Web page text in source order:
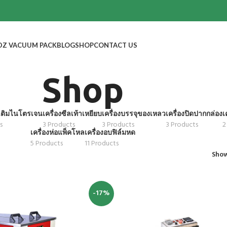
VACUUM PACKBLOGSHOPCONTACT US
Shop
มไนโตรเจนเครื่องซีลเท้าเหยียบ
3 Products
เครื่องบรรจุของเหลว
3 Products
เครื่องปิดปากกล่อง
3 Products
เครื่องห่อแพ็คโหล
5 Products
เครื่องอบฟิล์มหด
11 Products
-17%